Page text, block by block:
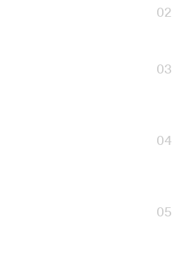
02
03
04
05